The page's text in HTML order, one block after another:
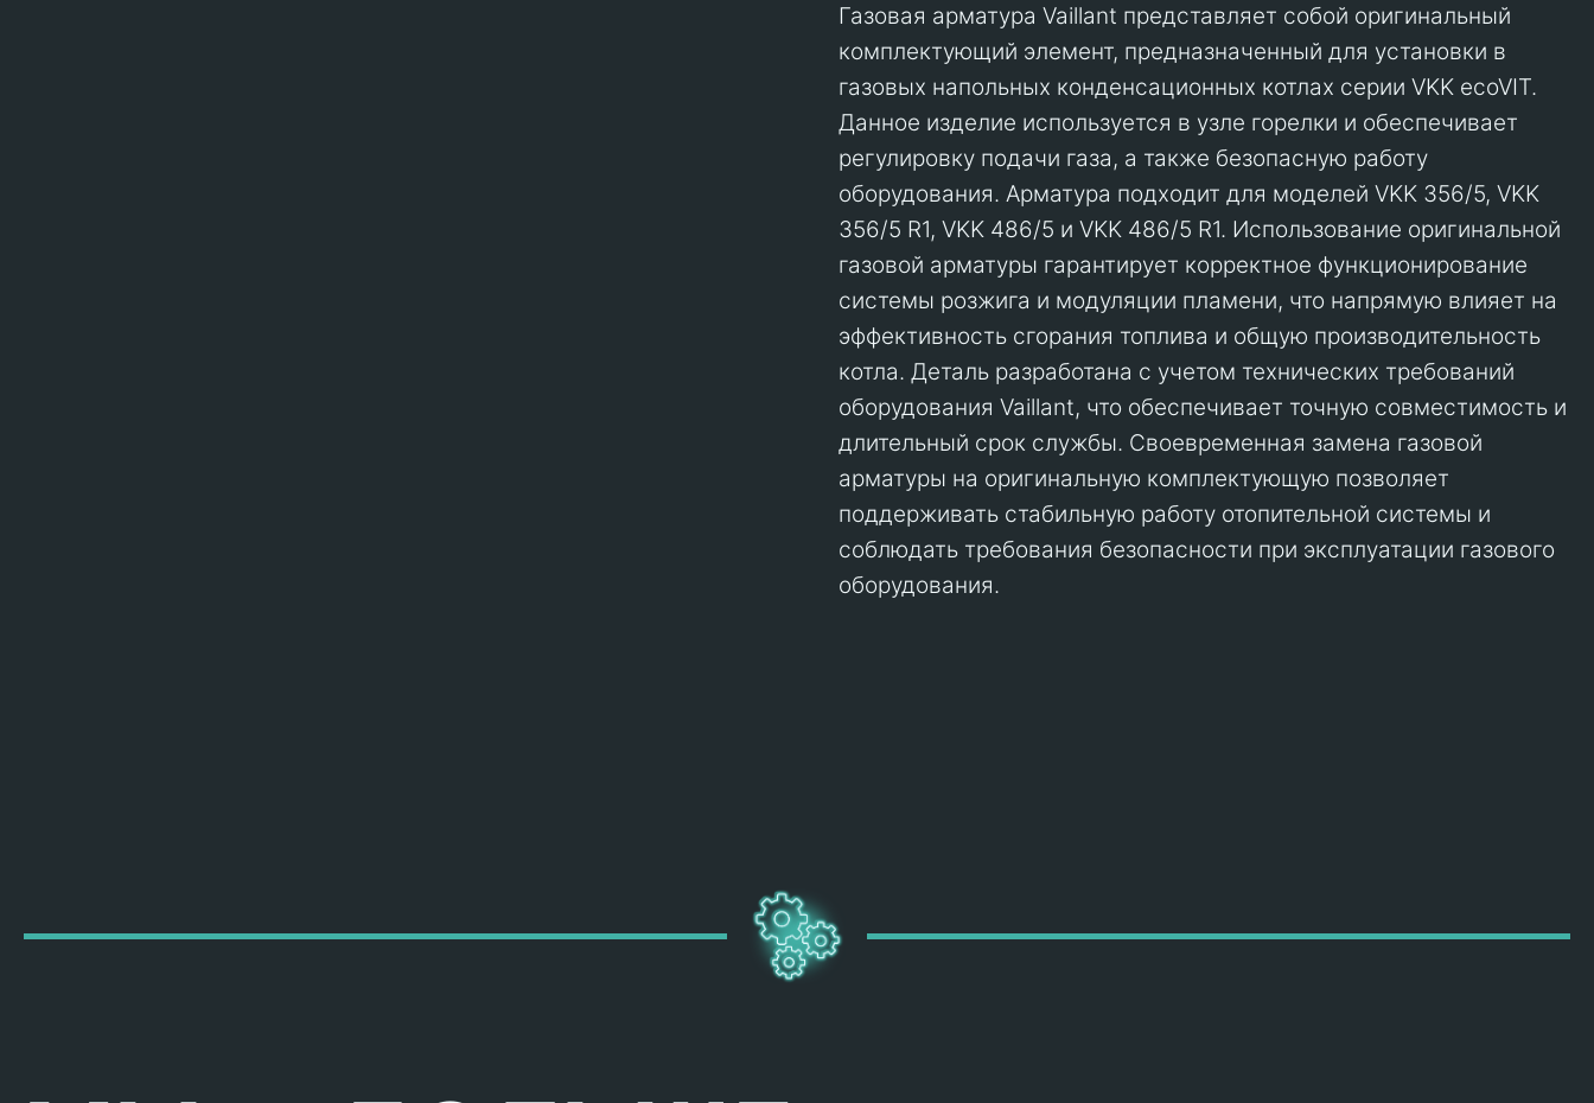
Газовая арматура Vaillant представляет собой оригинальный
комплектующий элемент, предназначенный для установки в
газовых напольных конденсационных котлах серии VKK ecoVIT.
Данное изделие используется в узле горелки и обеспечивает
регулировку подачи газа, а также безопасную работу
оборудования. Арматура подходит для моделей VKK 356/5, VKK
356/5 R1, VKK 486/5 и VKK 486/5 R1. Использование оригинальной
газовой арматуры гарантирует корректное функционирование
системы розжига и модуляции пламени, что напрямую влияет на
эффективность сгорания топлива и общую производительность
котла. Деталь разработана с учетом технических требований
оборудования Vaillant, что обеспечивает точную совместимость и
длительный срок службы. Своевременная замена газовой
арматуры на оригинальную комплектующую позволяет
поддерживать стабильную работу отопительной системы и
соблюдать требования безопасности при эксплуатации газового
оборудования.